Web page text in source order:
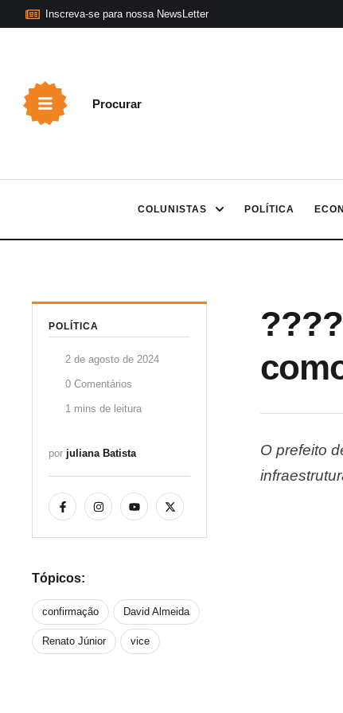
Inscreva-se para nossa NewsLetter
Procurar
COLUNISTAS POLÍTICA
POLÍTICA
2 de agosto de 2024
0 Comentários
1 mins de leitura
por juliana Batista
Tópicos:
confirmação David Almeida
Renato Júnior vice
O prefeito